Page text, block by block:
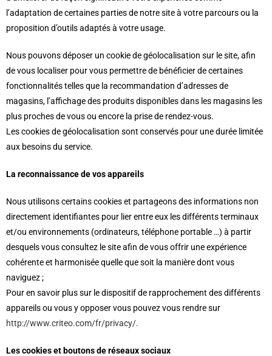
l’adaptation de certaines parties de notre site à votre parcours ou la
proposition d’outils adaptés à votre usage.
Nous pouvons déposer un cookie de géolocalisation sur le site, afin
de vous localiser pour vous permettre de bénéficier de certaines
fonctionnalités telles que la recommandation d’adresses de
magasins, l’affichage des produits disponibles dans les magasins les
plus proches de vous ou encore la prise de rendez-vous.
Les cookies de géolocalisation sont conservés pour une durée limitée
aux besoins du service.
La reconnaissance de vos appareils
Nous utilisons certains cookies et partageons des informations non
directement identifiantes pour lier entre eux les différents terminaux
et/ou environnements (ordinateurs, téléphone portable …) à partir
desquels vous consultez le site afin de vous offrir une expérience
cohérente et harmonisée quelle que soit la manière dont vous
naviguez ;
Pour en savoir plus sur le dispositif de rapprochement des différents
appareils ou vous y opposer vous pouvez vous rendre sur
http://www.criteo.com/fr/privacy/.
Les cookies et boutons de réseaux sociaux